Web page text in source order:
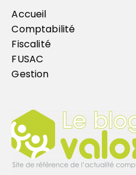
Accueil
Comptabilité
Fiscalité
FUSAC
Gestion